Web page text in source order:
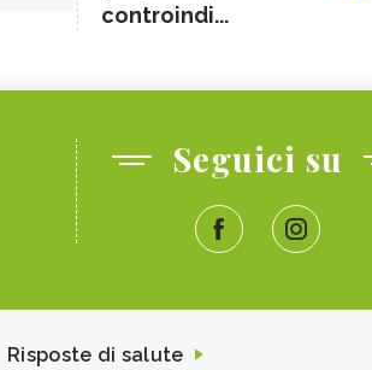
controindi...
Seguici su
Risposte di salute